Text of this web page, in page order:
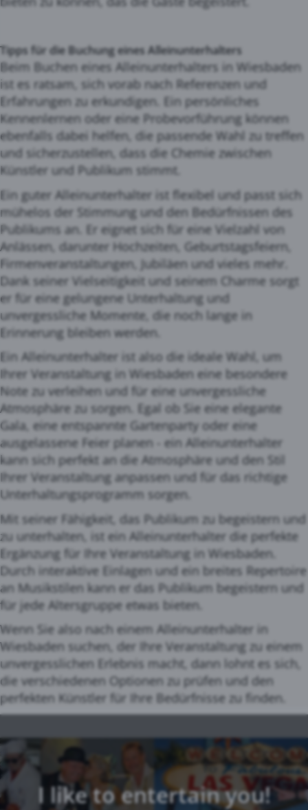
Tipps für die Buchung eines Alleinunterhalters
Beim Buchen eines Alleinunterhalters in Wiesbaden
ist es ratsam, sich vorab nach Referenzen und
Erfahrungen zu erkundigen. Ein persönliches
Kennenlernen oder eine Probevorführung können
ebenfalls dabei helfen, die passende Wahl zu treffen
und sicherzustellen, dass die Chemie zwischen
Künstler und Publikum stimmt.
Ein guter Alleinunterhalter ist flexibel und passt sich
mühelos der Stimmung und den Bedürfnissen des
Publikums an. Er eignet sich für eine Vielzahl von
Anlässen, darunter Hochzeiten, Geburtstagsfeiern,
Firmenveranstaltungen, Jubiläen und vieles mehr.
Dank seiner Vielseitigkeit und seinem Charme sorgt
er für eine gelungene Unterhaltung und
unvergessliche Momente, die noch lange in
Erinnerung bleiben werden.
Ein Alleinunterhalter ist also die ideale Wahl, um
Ihrer Veranstaltung in Wiesbaden eine besondere
Note zu verleihen und für eine unvergessliche
Atmosphäre zu sorgen. Egal ob Sie eine elegante
Gala, eine entspannte Gartenparty oder eine
ausgelassene Feier planen - ein Alleinunterhalter
kann sich perfekt an die Atmosphäre und den Stil
Ihrer Veranstaltung anpassen und für das richtige
Unterhaltungsprogramm sorgen.
Mit seiner Fähigkeit, das Publikum zu begeistern und
zu unterhalten, ist ein Alleinunterhalter die perfekte
Ergänzung für Ihre Veranstaltung in Wiesbaden.
Durch interaktive Einlagen und ein breites Repertoire
an Musikstilen kann er das Publikum begeistern und
für jede Altersgruppe etwas bieten.
Wenn Sie also nach einem Alleinunterhalter in
Wiesbaden suchen, der Ihre Veranstaltung zu einem
unvergesslichen Erlebnis macht, dann lohnt es sich,
die verschiedenen Optionen zu prüfen und den
perfekten Künstler für Ihre Bedürfnisse zu finden.
I like to entertain you!